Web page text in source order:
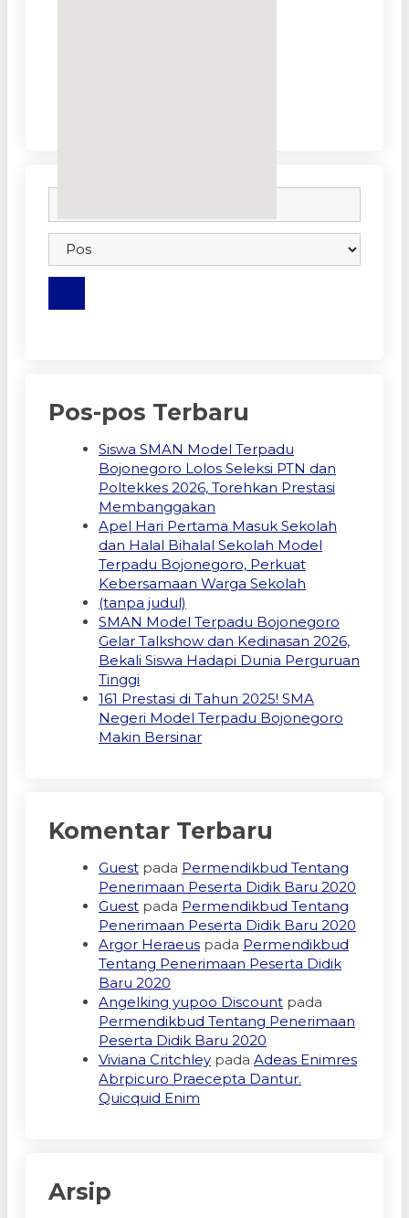
embedgooglemap.net
Pos-pos Terbaru
Siswa SMAN Model Terpadu
Bojonegoro Lolos Seleksi PTN dan
Poltekkes 2026, Torehkan Prestasi
Membanggakan
Apel Hari Pertama Masuk Sekolah
dan Halal Bihalal Sekolah Model
Terpadu Bojonegoro, Perkuat
Kebersamaan Warga Sekolah
(tanpa judul)
SMAN Model Terpadu Bojonegoro
Gelar Talkshow dan Kedinasan 2026,
Bekali Siswa Hadapi Dunia Perguruan
Tinggi
161 Prestasi di Tahun 2025! SMA
Negeri Model Terpadu Bojonegoro
Makin Bersinar
Komentar Terbaru
Guest pada Permendikbud Tentang
Penerimaan Peserta Didik Baru 2020
Guest pada Permendikbud Tentang
Penerimaan Peserta Didik Baru 2020
Argor Heraeus pada Permendikbud
Tentang Penerimaan Peserta Didik
Baru 2020
Angelking yupoo Discount pada
Permendikbud Tentang Penerimaan
Peserta Didik Baru 2020
Viviana Critchley pada Adeas Enimres
Abrpicuro Praecepta Dantur.
Quicquid Enim
Arsip